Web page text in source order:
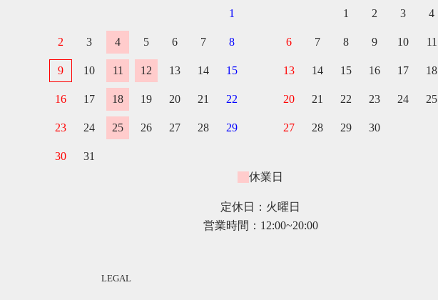
1
2 3 4 5 6 7 8
9 10 11 12 13 14 15
16 17 18 19 20 21 22
23 24 25 26 27 28 29
30 31
1 2 3 4
6 7 8 9 10 11
13 14 15 16 17 18
20 21 22 23 24 25
27 28 29 30
休業日
定休日：火曜日
営業時間：12:00~20:00
LEGAL